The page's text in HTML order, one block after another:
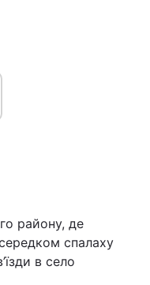
району, де
спалаху
в село